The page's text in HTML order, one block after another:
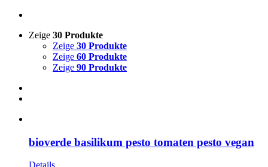
Zeige 30 Produkte
Zeige 30 Produkte
Zeige 60 Produkte
Zeige 90 Produkte
bioverde basilikum pesto tomaten pesto vegan